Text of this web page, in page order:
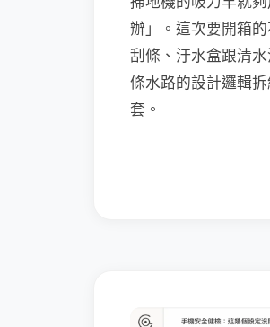
辦」。這次要開箱
刮條、汙水盒跟清
條水路的設計邏輯
套。